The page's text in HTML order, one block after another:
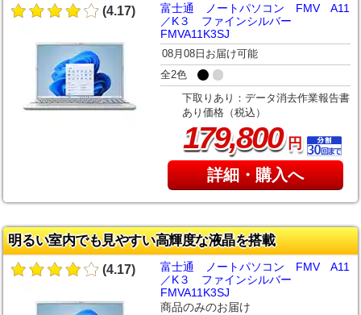
(4.17)
富士通 ノートパソコン FMV A11
／K３ ファインシルバー
FMVA11K3SJ
08月08日お届け可能
全2色
下取りあり：データ消去作業報告書
あり価格（税込）
179,800円
詳細・購入へ
明るい室内でも見やすい高輝度な液晶を搭載
(4.17)
富士通 ノートパソコン FMV A11
／K３ ファインシルバー
FMVA11K3SJ
商品のみのお届け